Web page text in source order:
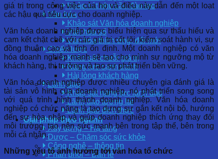
Khảo sát nhu cầu đào tạo
Văn hóa
Khảo sát Văn hóa doanh nghiệp
Văn hóa số
Văn hóa thích ứng, đổi mới
Chiến lược
Khảo sát chuỗi giá trị
Năng lực cạnh tranh
Hài lòng khách hàng
Lãnh đạo
Khảo sát năng lực lãnh đạo
Lãnh đạo tương lai
Lãnh đạo đích thực
Giải pháp theo ngành
Xây dựng – Hạ tầng
Dược – Chăm sóc sức khỏe
Công nghệ – thông tin
Phân phối – Bán lẻ
giá trị trong công việc của họ và điều này dẫn đến một loạt
các hậu quả tiêu cực cho doanh nghiệp.
Văn hóa doanh nghiệp được biểu hiện qua sự thấu hiểu và
cam kết chặt chẽ với các giá trị cốt lõi, kiểm soát hành vi, sự
đồng thuận cao và tính ổn định. Một doanh nghiệp có văn
hóa doanh nghiệp mạnh sẽ tạo cho mình sự ngưỡng mộ từ
khách hàng, thị trường và tạo sự phát triển bền vững.
Văn hóa doanh nghiệp được nhiều chuyên gia đánh giá là
tài sản vô hình của doanh nghiệp, nó phát triển song song
với quá trình hình thành doanh nghiệp. Văn hóa doanh
nghiệp có chức năng là tạo dựng sự gắn kết nội bộ, hướng
đến sự hòa nhập và giúp doanh nghiệp thích ứng thay đổi
môi trường, tạo nên sức mạnh bên trong tập thể, bên trong
mỗi cá nhân.
Những yếu tố ảnh hưởng tới văn hóa tổ chức